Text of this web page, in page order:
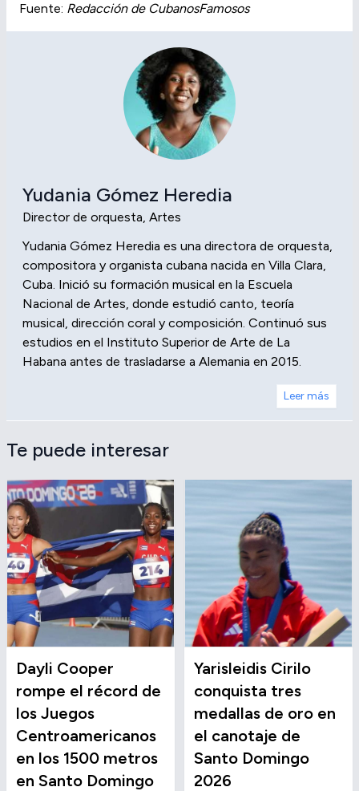
Fuente: Redacción de CubanosFamosos
Yudania Gómez Heredia
Director de orquesta, Artes
Yudania Gómez Heredia es una directora de orquesta,
compositora y organista cubana nacida en Villa Clara,
Cuba. Inició su formación musical en la Escuela
Nacional de Artes, donde estudió canto, teoría
musical, dirección coral y composición. Continuó sus
estudios en el Instituto Superior de Arte de La
Habana antes de trasladarse a Alemania en 2015.
Leer más
Te puede interesar
Dayli Cooper
rompe el récord de
los Juegos
Centroamericanos
en los 1500 metros
en Santo Domingo
Yarisleidis Cirilo
conquista tres
medallas de oro en
el canotaje de
Santo Domingo
2026